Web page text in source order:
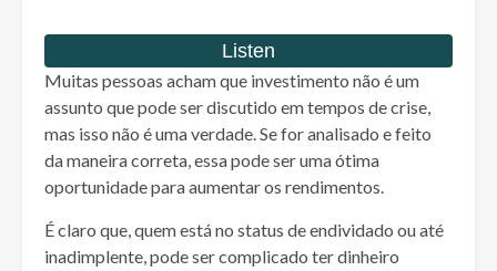
Muitas pessoas acham que investimento não é um
assunto que pode ser discutido em tempos de crise,
mas isso não é uma verdade. Se for analisado e feito
da maneira correta, essa pode ser uma ótima
oportunidade para aumentar os rendimentos.
É claro que, quem está no status de endividado ou até
inadimplente, pode ser complicado ter dinheiro